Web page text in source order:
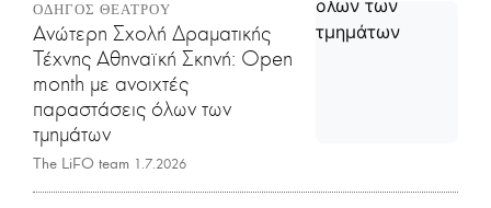
ΟΔΗΓΟΣ ΘΕΑΤΡΟΥ
Ανώτερη Σχολή Δραματικής
Τέχνης Αθηναϊκή Σκηνή: Open
month με ανοιχτές
παραστάσεις όλων των
τμημάτων
The LiFO team 1.7.2026